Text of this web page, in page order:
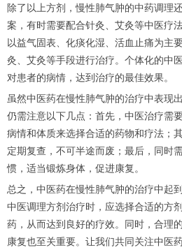
除了以上方剂，慢性肺气肿的中药调理
案，有时需要配合针灸、艾灸等中医疗
以益气固表、化痰化湿、活血止痛为主
灸、艾灸等手段进行治疗。个体化的中
对患者的病情，达到治疗的最佳效果。
虽然中医药在慢性肺气肿的治疗中表现
仍需注意以下几点：首先，中医治疗需
病情和体质来选择合适的药物和疗法；
定期复查，不可半途而废；最后，同时
惯，适当锻炼身体，促进康复。
总之，中医药在慢性肺气肿的治疗中起
中医调理方剂治疗时，应选择合适的方
药，从而达到良好的疗效。同时，合理
康复也至关重要。让我们共同关注中医